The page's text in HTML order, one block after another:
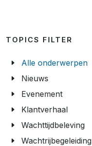
TOPICS FILTER
Alle onderwerpen
Nieuws
Evenement
Klantverhaal
Wachttijdbeleving
Wachtrijbegeleiding